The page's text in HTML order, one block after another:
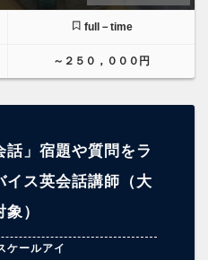
full－time
～２５０，０００円
」宿題や質問をラ
イス英会話講師（大
象）
ケールアイ